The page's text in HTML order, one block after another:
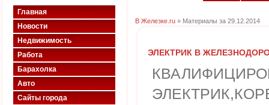
Главная
Новости
Недвижимость
Работа
Барахолка
Авто
Сайты города
В Железке.ru » Материалы за 29.12.2014
ЭЛЕКТРИК В